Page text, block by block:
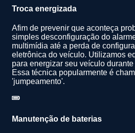
Troca energizada
Afim de prevenir que aconteça
simples desconfiguração do
multimídia até a perda de
eletrônica do veículo. Utilizamos
para energizar seu veículo
Essa técnica popularmente é
'jumpeamento'.
Manutenção de baterias